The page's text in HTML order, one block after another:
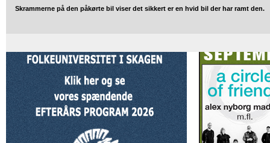
Skrammerne på den påkørte bil viser det sikkert er en hvid bil der har ramt den.